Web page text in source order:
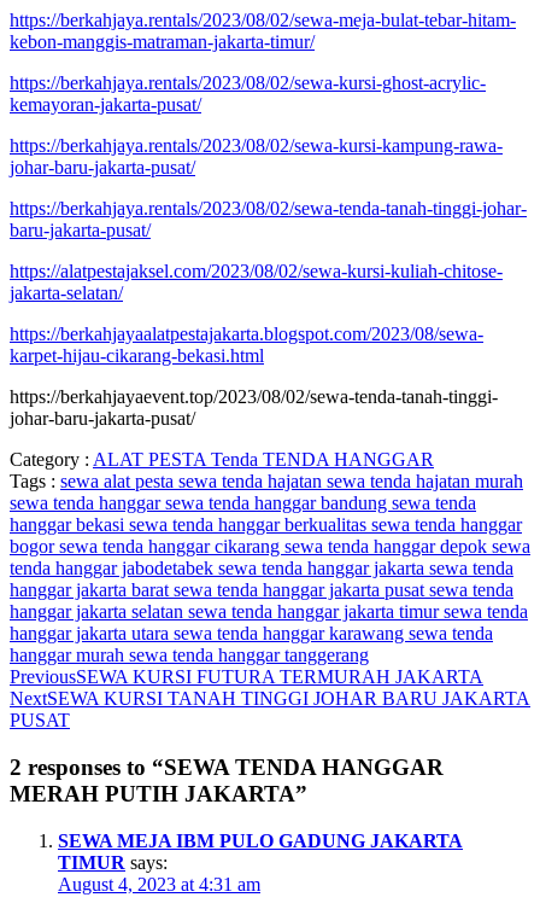
https://berkahjaya.rentals/2023/08/02/sewa-meja-bulat-tebar-hitam-
kebon-manggis-matraman-jakarta-timur/
https://berkahjaya.rentals/2023/08/02/sewa-kursi-ghost-acrylic-
kemayoran-jakarta-pusat/
https://berkahjaya.rentals/2023/08/02/sewa-kursi-kampung-rawa-
johar-baru-jakarta-pusat/
https://berkahjaya.rentals/2023/08/02/sewa-tenda-tanah-tinggi-johar-
baru-jakarta-pusat/
https://alatpestajaksel.com/2023/08/02/sewa-kursi-kuliah-chitose-
jakarta-selatan/
https://berkahjayaalatpestajakarta.blogspot.com/2023/08/sewa-
karpet-hijau-cikarang-bekasi.html
https://berkahjayaevent.top/2023/08/02/sewa-tenda-tanah-tinggi-
johar-baru-jakarta-pusat/
Category : ALAT PESTA Tenda TENDA HANGGAR
Tags : sewa alat pesta sewa tenda hajatan sewa tenda hajatan murah
sewa tenda hanggarsewa tenda hanggar bandung sewa tenda
hanggar bekasi sewa tenda hanggar berkualitas sewa tenda hanggar
bogorsewa tenda hanggar cikarang sewa tenda hanggar depok sewa
tenda hanggar jabodetabek sewa tenda hanggar jakarta sewa tenda
hanggar jakarta barat sewa tenda hanggar jakarta pusat sewa tenda
hanggar jakarta selatan sewa tenda hanggar jakarta timursewa tenda
hanggar jakarta utara sewa tenda hanggar karawang sewa tenda
hanggar murah sewa tenda hanggar tanggerang
PreviousSEWA KURSI FUTURA TERMURAH JAKARTA
NextSEWA KURSI TANAH TINGGI JOHAR BARU JAKARTA
PUSAT
2 responses to “SEWA TENDA HANGGAR
MERAH PUTIH JAKARTA”
SEWA MEJA IBM PULO GADUNG JAKARTA
TIMUR says:
August 4, 2023 at 4:31 am